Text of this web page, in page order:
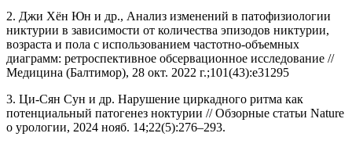
2. Джи Хён Юн и др., Анализ изменений в патофизиологии
никтурии в зависимости от количества эпизодов никтурии,
возраста и пола с использованием частотно-объемных
диаграмм: ретроспективное обсервационное исследование //
Медицина (Балтимор), 28 окт. 2022 г.;101(43):e31295
3. Ци-Сян Сун и др. Нарушение циркадного ритма как
потенциальный патогенез ноктурии // Обзорные статьи Nature
о урологии, 2024 нояб. 14;22(5):276–293.